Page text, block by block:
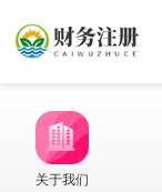
关于我们